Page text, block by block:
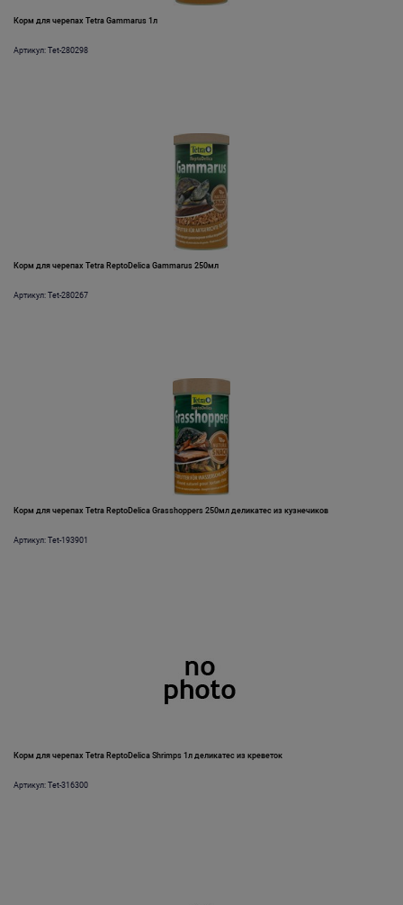
Корм для черепах Tetra Gammarus 1л
Артикул: Tet-280298
Корм для черепах Tetra ReptoDelica Gammarus 250мл
Артикул: Tet-280267
Корм для черепах Tetra ReptoDelica Grasshoppers 250мл деликатес из кузнечиков
Артикул: Tet-193901
Корм для черепах Tetra ReptoDelica Shrimps 1л деликатес из креветок
Артикул: Tet-316300